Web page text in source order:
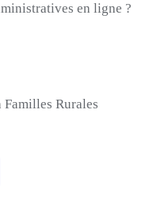
en ligne ?
Familles Rurales